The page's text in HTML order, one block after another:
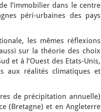
l’immobilier dans le centre
péri-urbaines des pays
les mêmes réflexions
sur la théorie des choix
et à l’Ouest des Etats-Unis,
aux réalités climatiques et
de précipitation annuelle)
(Bretagne) et en Angleterre